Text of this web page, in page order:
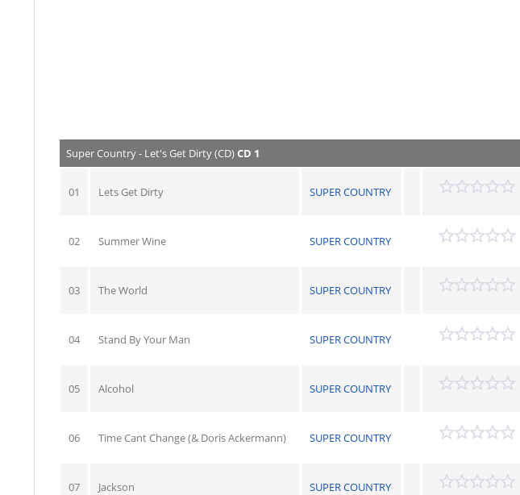
Super Country - Let's Get Dirty (CD)CD 1
01 Lets Get Dirty SUPER COUNTRY
02 Summer Wine SUPER COUNTRY
03 The World SUPER COUNTRY
04 Stand By Your Man SUPER COUNTRY
05 Alcohol SUPER COUNTRY
06 Time Cant Change (& Doris Ackermann) SUPER COUNTRY
07 Jackson SUPER COUNTRY